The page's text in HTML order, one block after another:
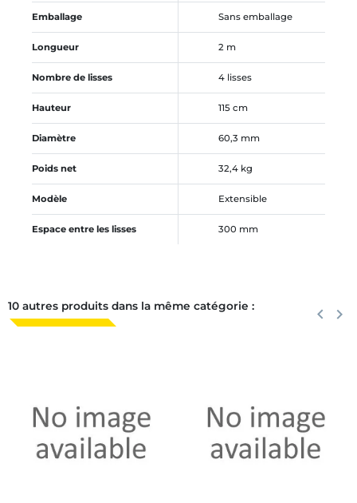
Emballage Sans emballage
Longueur 2 m
Nombre de lisses 4 lisses
Hauteur 115 cm
Diamètre 60,3 mm
Poids net 32,4 kg
Modèle Extensible
Espace entre les lisses 300 mm
10 autres produits dans la même catégorie : keyboard_arrow_left keyboard_arrow_right